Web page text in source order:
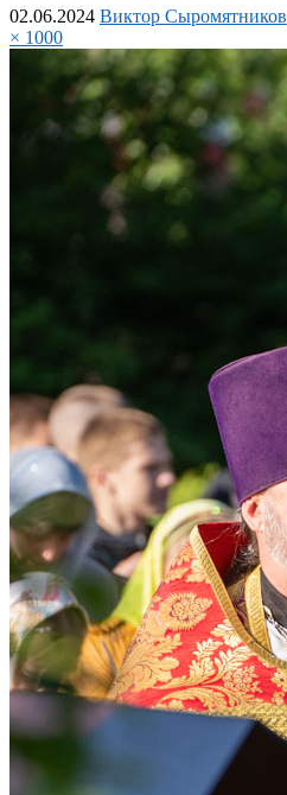
02.06.2024 Виктор Сыромятников
× 1000